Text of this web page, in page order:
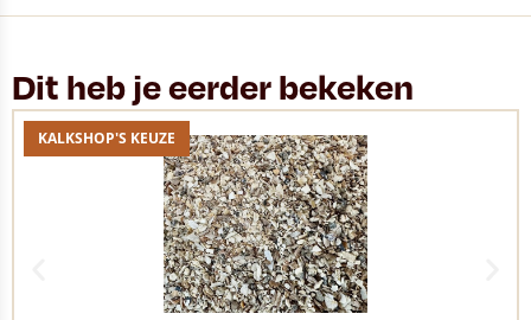
Dit heb je eerder bekeken
KALKSHOP'S KEUZE